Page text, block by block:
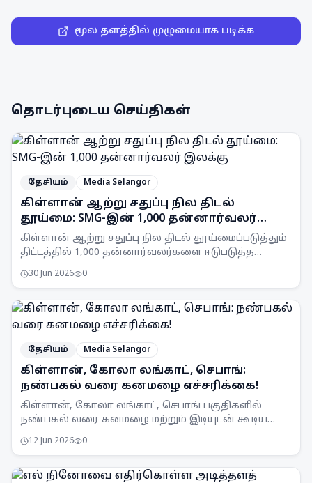
மூல தளத்தில் முழுமையாக படிக்க
தொடர்புடைய செய்திகள்
தேசியம் Media Selangor
கிள்ளான் ஆற்று சதுப்பு நில திடல்
தூய்மை: SMG-இன் 1,000 தன்னார்வலர்
இலக்கு
கிள்ளான் ஆற்று சதுப்பு நில திடல் தூய்மைப்படுத்தும்
திட்டத்தில் 1,000 தன்னார்வலர்களை ஈடுபடுத்த
வைத்துள்ளது.
30 Jun 2026 0
தேசியம் Media Selangor
கிள்ளான், கோலா லங்காட், செபாங்:
நண்பகல் வரை கனமழை எச்சரிக்கை!
கிள்ளான், கோலா லங்காட், செபாங் பகுதிகளில்
நண்பகல் வரை கனமழை மற்றும் இடியுடன் கூடிய
எச்சரிக்கை விடுத்துள்ளது.
12 Jun 2026 0